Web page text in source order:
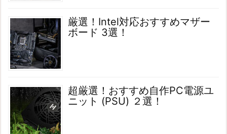
厳選！Intel対応おすすめマザー
ボード 3選！
超厳選！おすすめ自作PC電源ユ
ニット (PSU) ２選！